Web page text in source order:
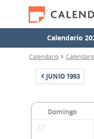
Calendario
Calendario
JUNIO 1993
Domingo
27